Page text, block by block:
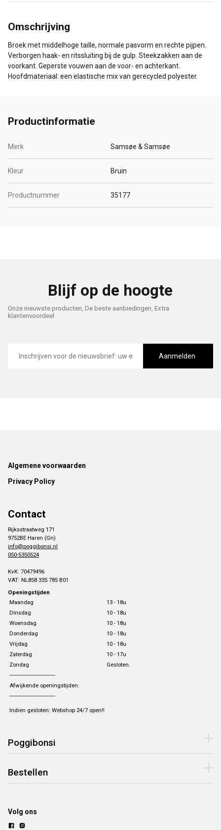
Omschrijving
Broek met middelhoge taille, normale pasvorm en rechte pijpen.
Verborgen haak- en ritssluiting bij de gulp. Steekzakken aan de
voorkant. Geperste vouwen aan de voor- en achterkant.
Hoofdmateriaal: een elastische mix van gerecycled polyester.
Productinformatie
Merk Samsøe & Samsøe
Kleur Bruin
Productnummer 35177
Blijf op de hoogte
Onze nieuwste producten, De beste aanbiedingen, Extra
klantenvoordeel
mailadres
Aanmelden
Footer
Algemene voorwaarden
Privacy Policy
Contact
Rijksstraatweg 171
9752BE Haren (Gn)
info@poggibonsi.nl
050-5350524
KvK: 70479496
VAT: NL858 335 785 B01
Openingstijden
Maandag
13 - 18u
Dinsdag
10 - 18u
Woensdag
10 - 18u
Donderdag
10 - 18u
Vrijdag
10 - 18u
Zaterdag
10 - 17u
Zondag
Gesloten.
-------------------------------
Afwijkende openingstijden:
-------------------------------
Indien gesloten: Webshop 24/7 open!!
Poggibonsi
Bestellen
Volg ons